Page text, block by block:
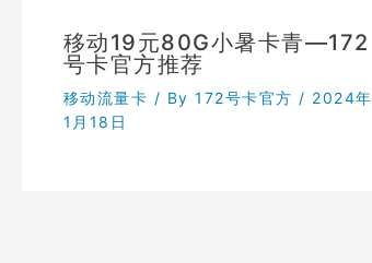
移动19元80G小暑卡青—172
号卡官方推荐
移动流量卡 / By 172号卡官方 / 2024年
1月18日